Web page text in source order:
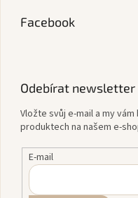
Facebook
Odebírat newsletter
Vložte svůj e-mail a my
produktech na našem e-
E-mail